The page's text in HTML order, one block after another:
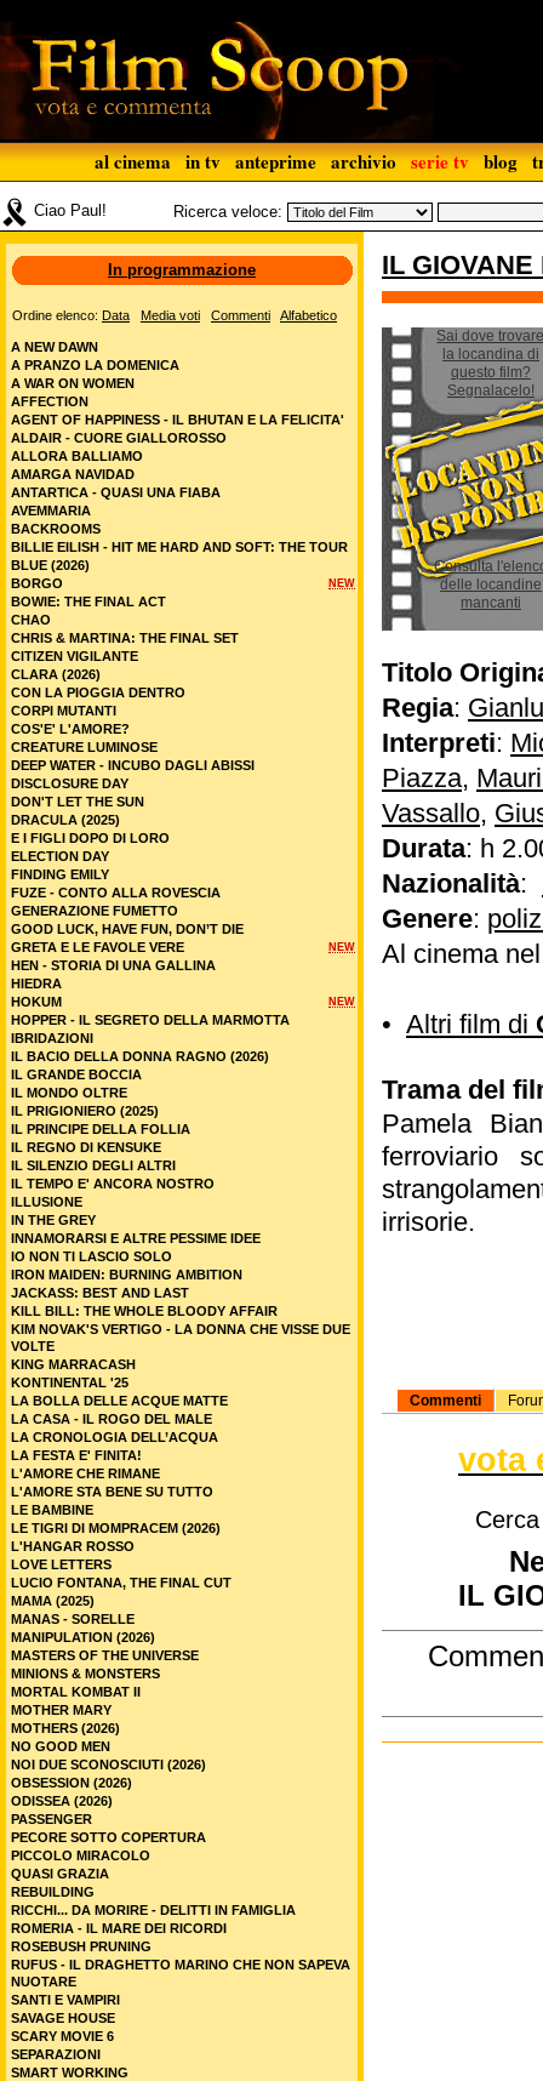
al cinema in tv anteprime archivio serie tv blog
Ciao Paul! Ricerca veloce:
IL
Sai dove
la locandina di
questo film?
Segnalacelo!
Consulta
delle locandine
mancanti
Titolo
Regia:
Interpreti:
Piazza,
Vassallo,
Durata: h
Nazionalità:
Genere:
Al cinema
• Altri film di
Trama del
Pamela
ferroviario
irrisorie.
Commenti
vota
IL
In programmazione
Ordine elenco: Data Media voti Commenti Alfabetico
A NEW DAWN
A PRANZO LA DOMENICA
A WAR ON WOMEN
AFFECTION
AGENT OF HAPPINESS - IL BHUTAN E LA FELICITA'
ALDAIR - CUORE GIALLOROSSO
ALLORA BALLIAMO
AMARGA NAVIDAD
ANTARTICA - QUASI UNA FIABA
AVEMMARIA
BACKROOMS
BILLIE EILISH - HIT ME HARD AND SOFT: THE TOUR
BLUE (2026)
NEW
BORGO
BOWIE: THE FINAL ACT
CHAO
CHRIS & MARTINA: THE FINAL SET
CITIZEN VIGILANTE
CLARA (2026)
CON LA PIOGGIA DENTRO
CORPI MUTANTI
COS'E' L'AMORE?
CREATURE LUMINOSE
DEEP WATER - INCUBO DAGLI ABISSI
DISCLOSURE DAY
DON'T LET THE SUN
DRACULA (2025)
E I FIGLI DOPO DI LORO
ELECTION DAY
FINDING EMILY
FUZE - CONTO ALLA ROVESCIA
GENERAZIONE FUMETTO
GOOD LUCK, HAVE FUN, DON’T DIE
NEW
GRETA E LE FAVOLE VERE
HEN - STORIA DI UNA GALLINA
HIEDRA
NEW
HOKUM
HOPPER - IL SEGRETO DELLA MARMOTTA
IBRIDAZIONI
IL BACIO DELLA DONNA RAGNO (2026)
IL GRANDE BOCCIA
IL MONDO OLTRE
IL PRIGIONIERO (2025)
IL PRINCIPE DELLA FOLLIA
IL REGNO DI KENSUKE
IL SILENZIO DEGLI ALTRI
IL TEMPO E' ANCORA NOSTRO
ILLUSIONE
IN THE GREY
INNAMORARSI E ALTRE PESSIME IDEE
IO NON TI LASCIO SOLO
IRON MAIDEN: BURNING AMBITION
JACKASS: BEST AND LAST
KILL BILL: THE WHOLE BLOODY AFFAIR
KIM NOVAK'S VERTIGO - LA DONNA CHE VISSE DUE
VOLTE
KING MARRACASH
KONTINENTAL '25
LA BOLLA DELLE ACQUE MATTE
LA CASA - IL ROGO DEL MALE
LA CRONOLOGIA DELL’ACQUA
LA FESTA E' FINITA!
L'AMORE CHE RIMANE
L'AMORE STA BENE SU TUTTO
LE BAMBINE
LE TIGRI DI MOMPRACEM (2026)
L'HANGAR ROSSO
LOVE LETTERS
LUCIO FONTANA, THE FINAL CUT
MAMA (2025)
MANAS - SORELLE
MANIPULATION (2026)
MASTERS OF THE UNIVERSE
MINIONS & MONSTERS
MORTAL KOMBAT II
MOTHER MARY
MOTHERS (2026)
NO GOOD MEN
NOI DUE SCONOSCIUTI (2026)
OBSESSION (2026)
ODISSEA (2026)
PASSENGER
PECORE SOTTO COPERTURA
PICCOLO MIRACOLO
QUASI GRAZIA
REBUILDING
RICCHI... DA MORIRE - DELITTI IN FAMIGLIA
ROMERIA - IL MARE DEI RICORDI
ROSEBUSH PRUNING
RUFUS - IL DRAGHETTO MARINO CHE NON SAPEVA
NUOTARE
SANTI E VAMPIRI
SAVAGE HOUSE
SCARY MOVIE 6
SEPARAZIONI
SMART WORKING